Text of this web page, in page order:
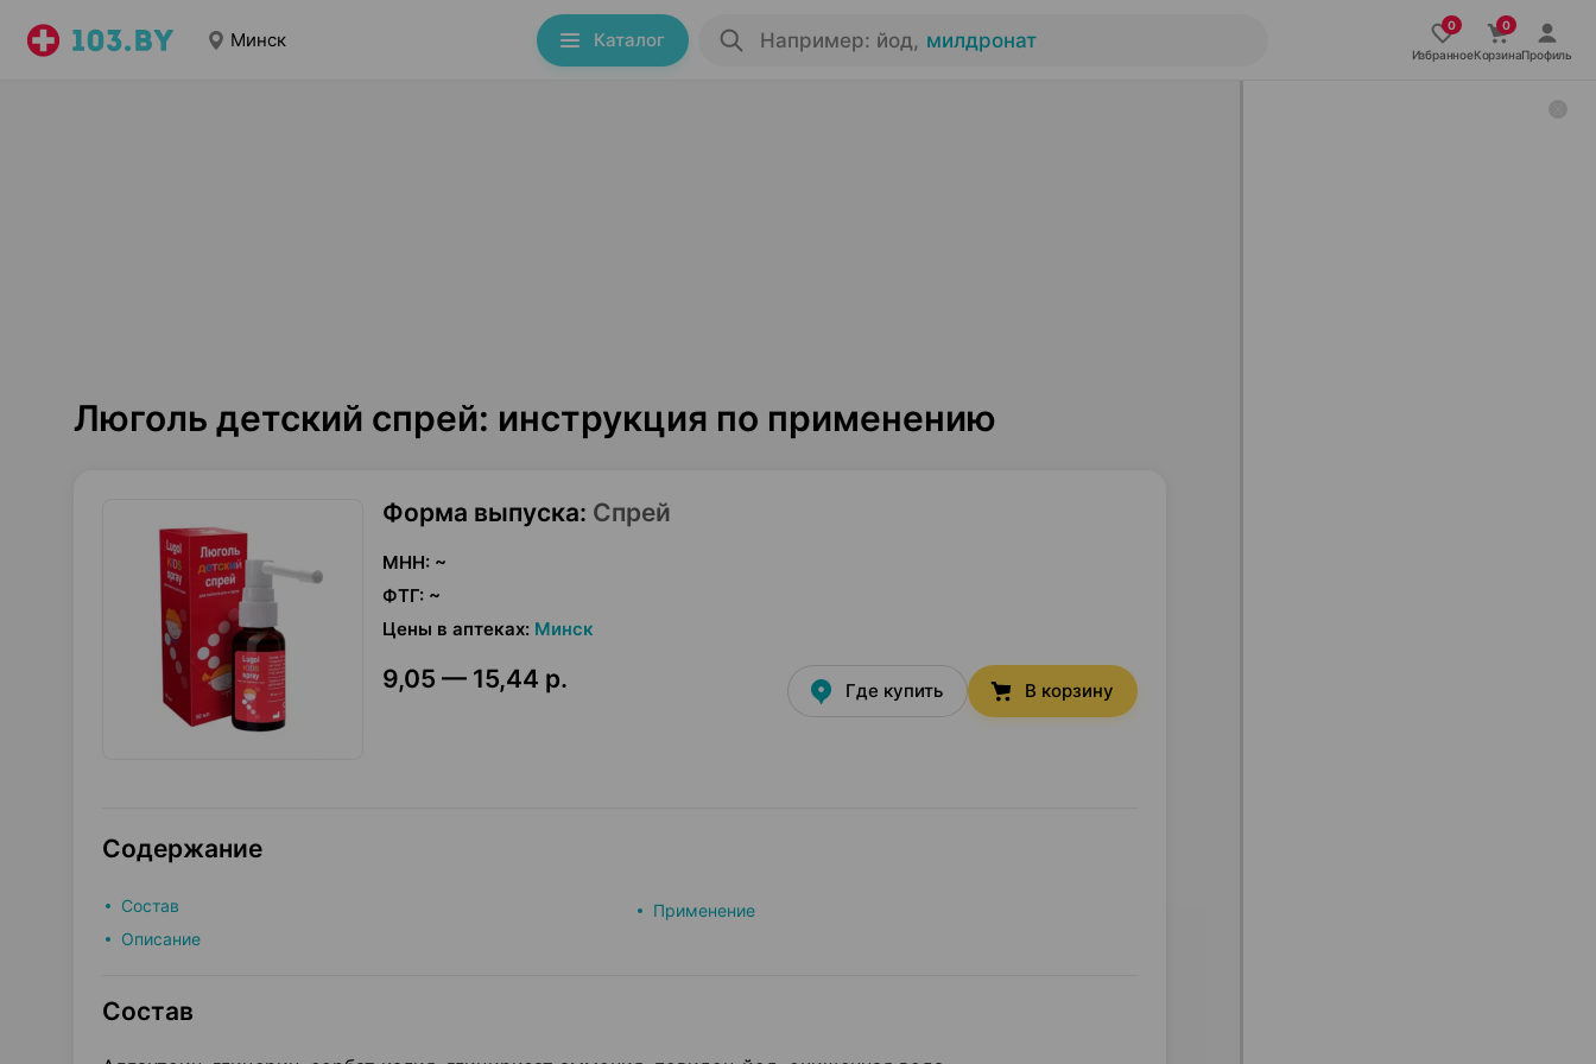
Минск Каталог Например: йод, милдронат
ИзбранноеКорзинаПрофиль
Люголь детский спрей: инструкция по применению
Форма выпуска: Спрей
МНН: ~
ФТГ: ~
Цены в аптеках: Минск
9,05 — 15,44 р. Где купить В корзину
Содержание
Состав
Описание
Применение
Состав